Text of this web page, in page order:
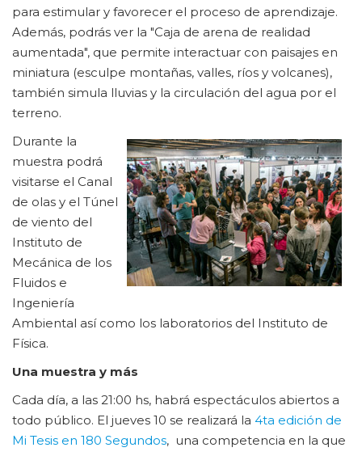
para estimular y favorecer el proceso de aprendizaje.
Además, podrás ver la "Caja de arena de realidad
aumentada", que permite interactuar con paisajes en
miniatura (esculpe montañas, valles, ríos y volcanes),
también simula lluvias y la circulación del agua por el
terreno.
Durante la
muestra podrá
visitarse el Canal
de olas y el Túnel
de viento del
Instituto de
Mecánica de los
Fluidos e
Ingeniería
Ambiental así como los laboratorios del Instituto de
Física.
Una muestra y más
Cada día, a las 21:00 hs, habrá espectáculos abiertos a
todo público. El jueves 10 se realizará la 4ta edición de
Mi Tesis en 180 Segundos, una competencia en la que